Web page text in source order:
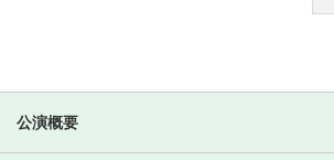
公演概要